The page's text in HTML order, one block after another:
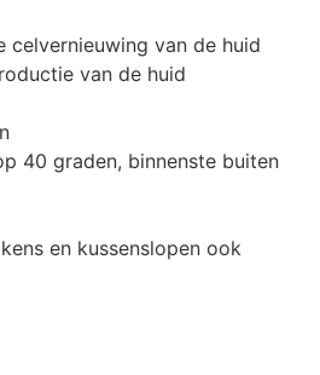
celvernieuwing van de huid
van de huid
40 graden, binnenste buiten
en kussenslopen ook